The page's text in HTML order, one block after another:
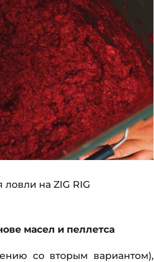
на ZIG RIG
масел и пеллетса
со вторым вариантом),